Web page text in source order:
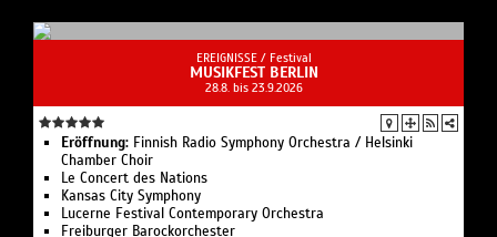
EREIGNISSE / Festival
MUSIKFEST BERLIN
28.8. bis 23.9.2026
Eröffnung: Finnish Radio Symphony Orchestra / Helsinki
Chamber Choir
Le Concert des Nations
Kansas City Symphony
Lucerne Festival Contemporary Orchestra
Freiburger Barockorchester